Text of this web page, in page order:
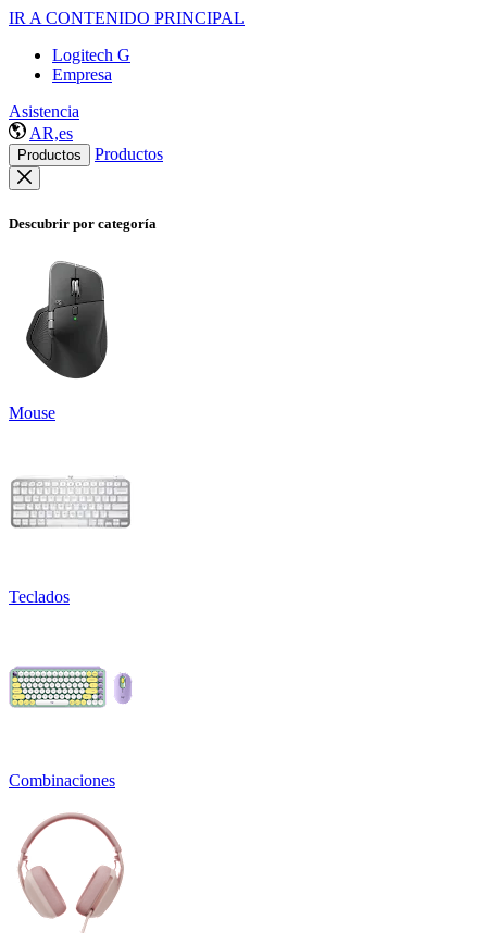
IR A CONTENIDO PRINCIPAL
Logitech G
Empresa
Asistencia
AR,es
Productos Productos
Descubrir por categoría
Mouse
Teclados
Combinaciones